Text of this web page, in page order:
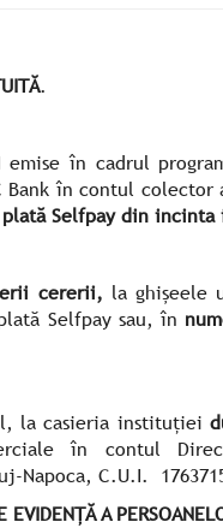
.
în cadrul
în contul colector
Selfpay din
cererii, la ghișeele
Selfpay sau, în
la casieria instituției
în contul
Napoca, C.U.I.
EVIDENȚĂ A